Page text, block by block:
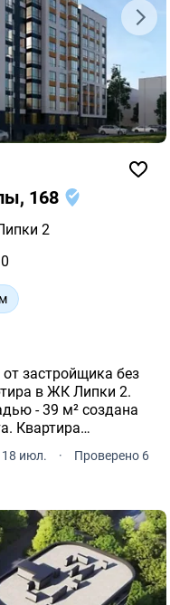
168
2
застройщика без
в ЖК Липки 2.
июл. ·
Проверено 6